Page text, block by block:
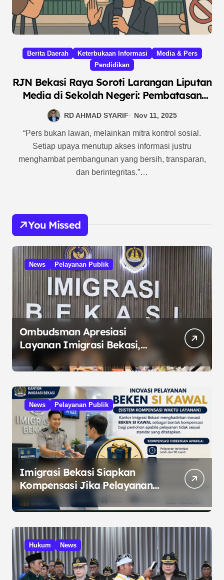
Berita Daerah Keterbukaan Informasi
Media & Pers
Pendidikan
RJN Bekasi Raya Soroti Larangan Liputan
Media di Sekolah Negeri: Pembatasan
Informasi Publik Dinilai Bertentangan
dengan Undang-Undang
RD AHMAD SYARIF Nov 11, 2025
“Pers bukan lawan, melainkan mitra kontrol sosial.
Setiap upaya menutup akses informasi justru
menghambat pembangunan yang bersih, transparan,
dan berintegritas.”…
You Missed
News Pelayanan Publik
Ombudsman Apresiasi
Layanan Imigrasi Bekasi,
Dorong Cegah
Maladministrasi
News Pelayanan Publik
Imigrasi Bekasi Siapkan
Kompensasi Jika Pelayanan
Melampaui Standar
Hukum News